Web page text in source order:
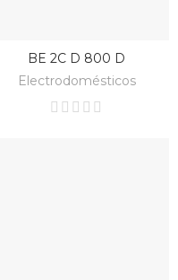
BAJO PEDIDO
BE 2C D 800 D
Electrodomésticos